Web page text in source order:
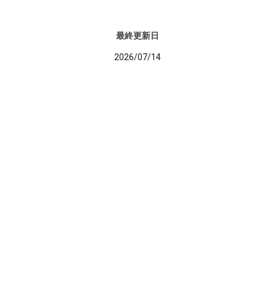
最終更新日
2026/07/14